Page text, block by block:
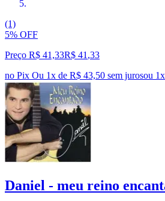
(1)
5% OFF
Preço R$ 41,33R$ 41 ,33
no Pix Ou 1x de R$ 43,50 sem jurosou 1
Daniel - meu reino